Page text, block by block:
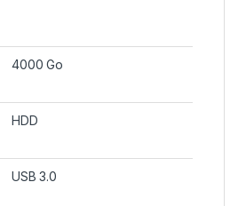
4000 Go
HDD
USB 3.0